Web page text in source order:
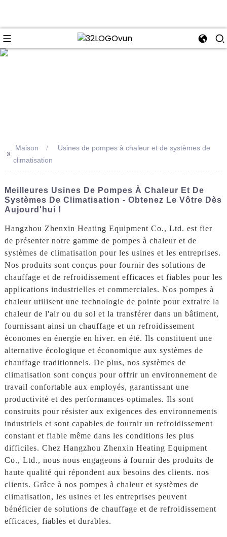
>> Maison
Usines de pompes à chaleur et de systèmes de
climatisation
Meilleures Usines De Pompes À Chaleur Et De
Systèmes De Climatisation - Obtenez Le Vôtre Dès
Aujourd'hui !
Hangzhou Zhenxin Heating Equipment Co., Ltd. est fier
de présenter notre gamme de pompes à chaleur et de
systèmes de climatisation pour les usines et les entreprises.
Nos produits sont conçus pour fournir des solutions de
chauffage et de refroidissement efficaces et fiables pour les
applications industrielles et commerciales. Nos pompes à
chaleur utilisent une technologie de pointe pour extraire la
chaleur de l'air ou du sol et la transférer dans un bâtiment,
fournissant ainsi un chauffage et un refroidissement
économes en énergie en hiver. en été. Ils constituent une
alternative écologique et économique aux systèmes de
chauffage traditionnels. De plus, nos systèmes de
climatisation sont conçus pour offrir un environnement de
travail confortable aux employés, garantissant une
productivité et des performances optimales. Ils sont
construits pour résister aux exigences des environnements
industriels et sont capables de fournir un refroidissement
constant et fiable même dans les conditions les plus
difficiles. Chez Hangzhou Zhenxin Heating Equipment
Co., Ltd., nous nous engageons à fournir des produits de
haute qualité qui répondent aux besoins des clients. nos
clients. Grâce à nos pompes à chaleur et systèmes de
climatisation, les usines et les entreprises peuvent
bénéficier de solutions de chauffage et de refroidissement
efficaces, fiables et durables.